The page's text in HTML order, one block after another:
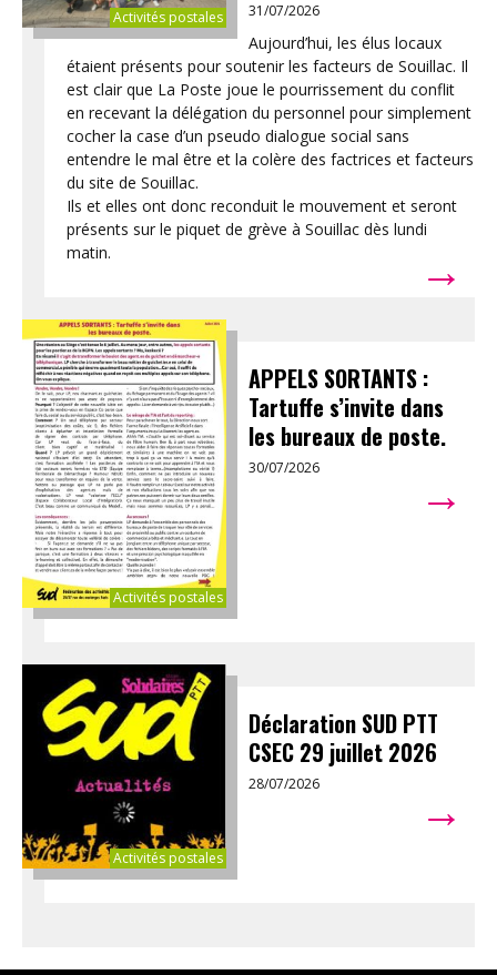
Activités postales 31/07/2026
Aujourd’hui, les élus locaux
étaient présents pour soutenir les facteurs de Souillac. Il
est clair que La Poste joue le pourrissement du conflit
en recevant la délégation du personnel pour simplement
cocher la case d’un pseudo dialogue social sans
entendre le mal être et la colère des factrices et facteurs
du site de Souillac.
Ils et elles ont donc reconduit le mouvement et seront
présents sur le piquet de grève à Souillac dès lundi
matin.
→
Activités postales
APPELS SORTANTS :
Tartuffe s’invite dans
les bureaux de poste.
30/07/2026 →
Activités postales
Déclaration SUD PTT
CSEC 29 juillet 2026
28/07/2026 →